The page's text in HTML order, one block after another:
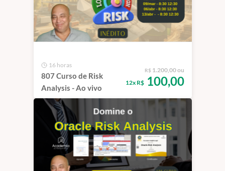
16 horas
807 Curso de Risk
Analysis - Ao vivo
R$ 1.200,00 ou
12x R$100,00